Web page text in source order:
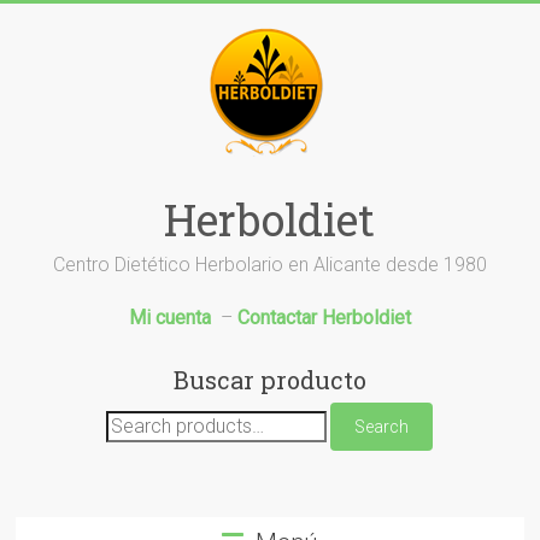
Herboldiet
Centro Dietético Herbolario en Alicante desde 1980
Mi cuenta – Contactar Herboldiet
Buscar producto
Search
for:
Search